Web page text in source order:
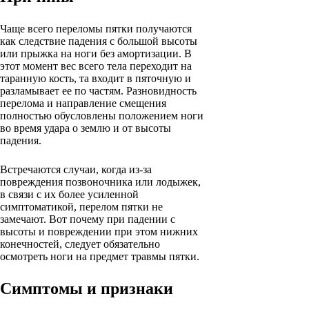
Чаще всего переломы пятки получаются
как следствие падения с большой высоты
или прыжка на ноги без амортизации. В
этот момент вес всего тела переходит на
таранную кость, та входит в пяточную и
разламывает ее по частям. Разновидность
перелома и направление смещения
полностью обусловлены положением ноги
во время удара о землю и от высоты
падения.
Встречаются случаи, когда из-за
повреждения позвоночника или лодыжек,
в связи с их более усиленной
симптоматикой, перелом пятки не
замечают. Вот почему при падении с
высоты и повреждении при этом нижних
конечностей, следует обязательно
осмотреть ноги на предмет травмы пятки.
Симптомы и признаки